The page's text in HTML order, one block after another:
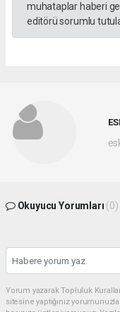
muhataplar haberi
editörü sorumlu
Okuyucu Yorumları (0)
Yorum yazarak Topluluk
sitesine yaptığınız